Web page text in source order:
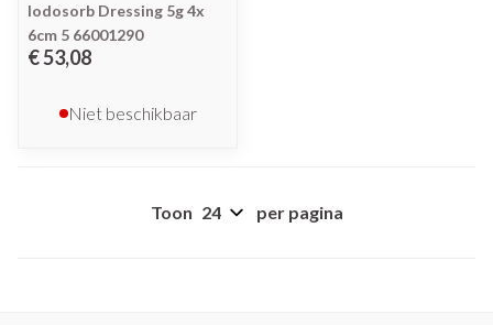
Iodosorb Dressing 5g 4x
6cm 5 66001290
€ 53,08
Niet beschikbaar
Toon per pagina